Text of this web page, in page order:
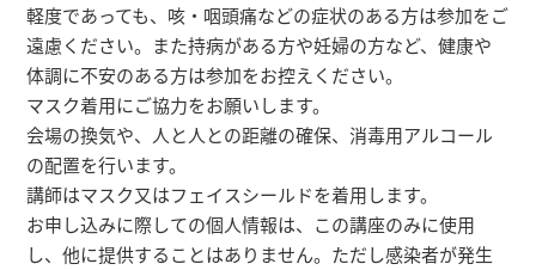
軽度であっても、咳・咽頭痛などの症状のある方は参加をご
遠慮ください。また持病がある方や妊婦の方など、健康や
体調に不安のある方は参加をお控えください。
マスク着用にご協力をお願いします。
会場の換気や、人と人との距離の確保、消毒用アルコール
の配置を行います。
講師はマスク又はフェイスシールドを着用します。
お申し込みに際しての個人情報は、この講座のみに使用
し、他に提供することはありません。ただし感染者が発生